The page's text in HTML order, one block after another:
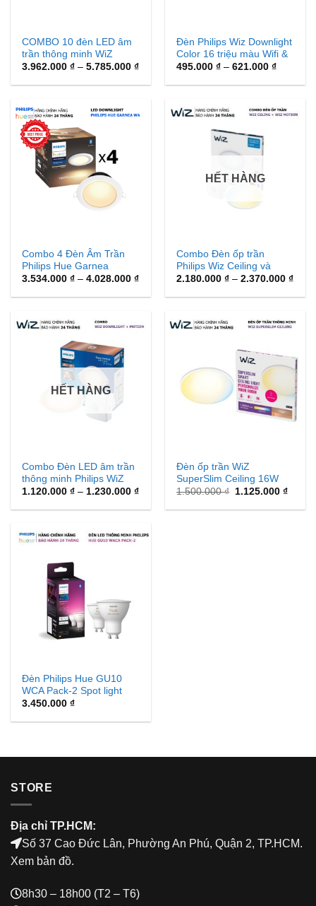
COMBO 10 đèn LED âm
trần thông minh WiZ
Tunable White Downlight
3.962.000₫ – 5.785.000₫Khoảng
từ
5.785.000 ₫
Đèn Philips Wiz Downlight
Color 16 triệu màu Wifi &
Matter
495.000₫ – 621.000₫Khoảng
từ
621.000
Combo 4 Đèn Âm Trần
Philips Hue Garnea
3.534.000₫ – 4.028.000₫Khoảng
từ
4.028.000 ₫
HẾT HÀNG
Combo Đèn ốp trần
Philips Wiz Ceiling và
Cảm biến chuyển động
2.180.000₫ – 2.370.000₫
từ
HẾT HÀNG
Combo Đèn LED âm trần
thông minh Philips WiZ
Downlight Motion
1.120.000₫ – 1.230.000₫Khoảng
từ
1.230.000 ₫
Đèn ốp trần WiZ
SuperSlim Ceiling 16W
White 27-65K
1.500.000₫ Giá
là:
1.125.000₫Giá
tại
Đèn Philips Hue GU10
WCA Pack-2 Spot light
3.450.000₫
STORE
Địa chỉ TP.HCM:
Số 37 Cao Đức Lân, Phường An Phú, Quận 2, TP.HCM.
Xem bản đồ.
8h30 – 18h00 (T2 – T6)